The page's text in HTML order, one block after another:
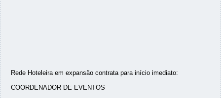
Rede Hoteleira em expansão contrata para início imediato:
COORDENADOR DE EVENTOS